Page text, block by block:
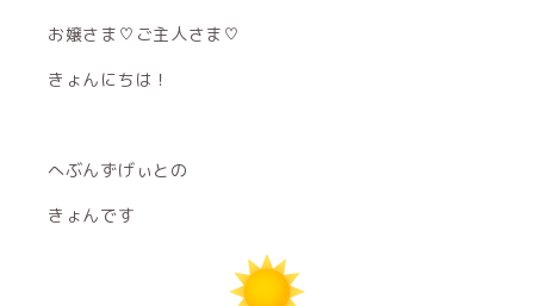
お嬢さま♡ご主人さま♡
きょんにちは！
へぶんずげぃとの
きょんです